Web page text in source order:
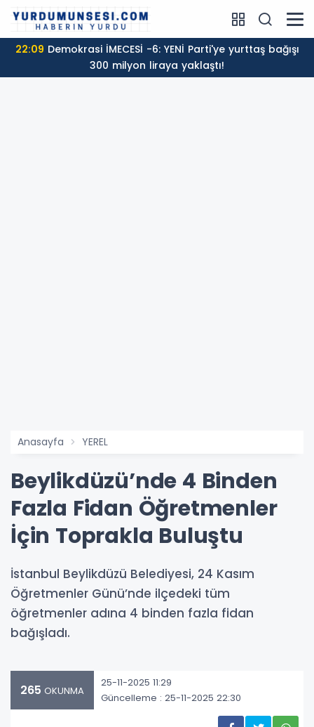
22:09
300 milyon liraya yaklaştı!
Anasayfa YEREL
Beylikdüzü’nde 4 Binden
Fazla Fidan Öğretmenler
İçin Toprakla Buluştu
İstanbul Beylikdüzü Belediyesi, 24 Kasım
Öğretmenler Günü’nde ilçedeki tüm
öğretmenler adına 4 binden fazla fidan
bağışladı.
265 OKUNMA
25-11-2025 11:29
Güncelleme : 25-11-2025 22:30